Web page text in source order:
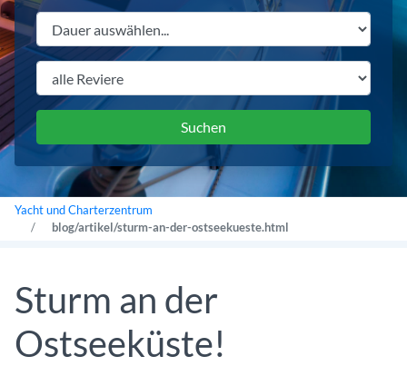
Yacht und Charterzentrum
blog/artikel/sturm-an-der-ostseekueste.html
Sturm an der
Ostseeküste!